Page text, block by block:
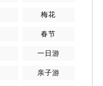
梅花
春节
一日游
亲子游